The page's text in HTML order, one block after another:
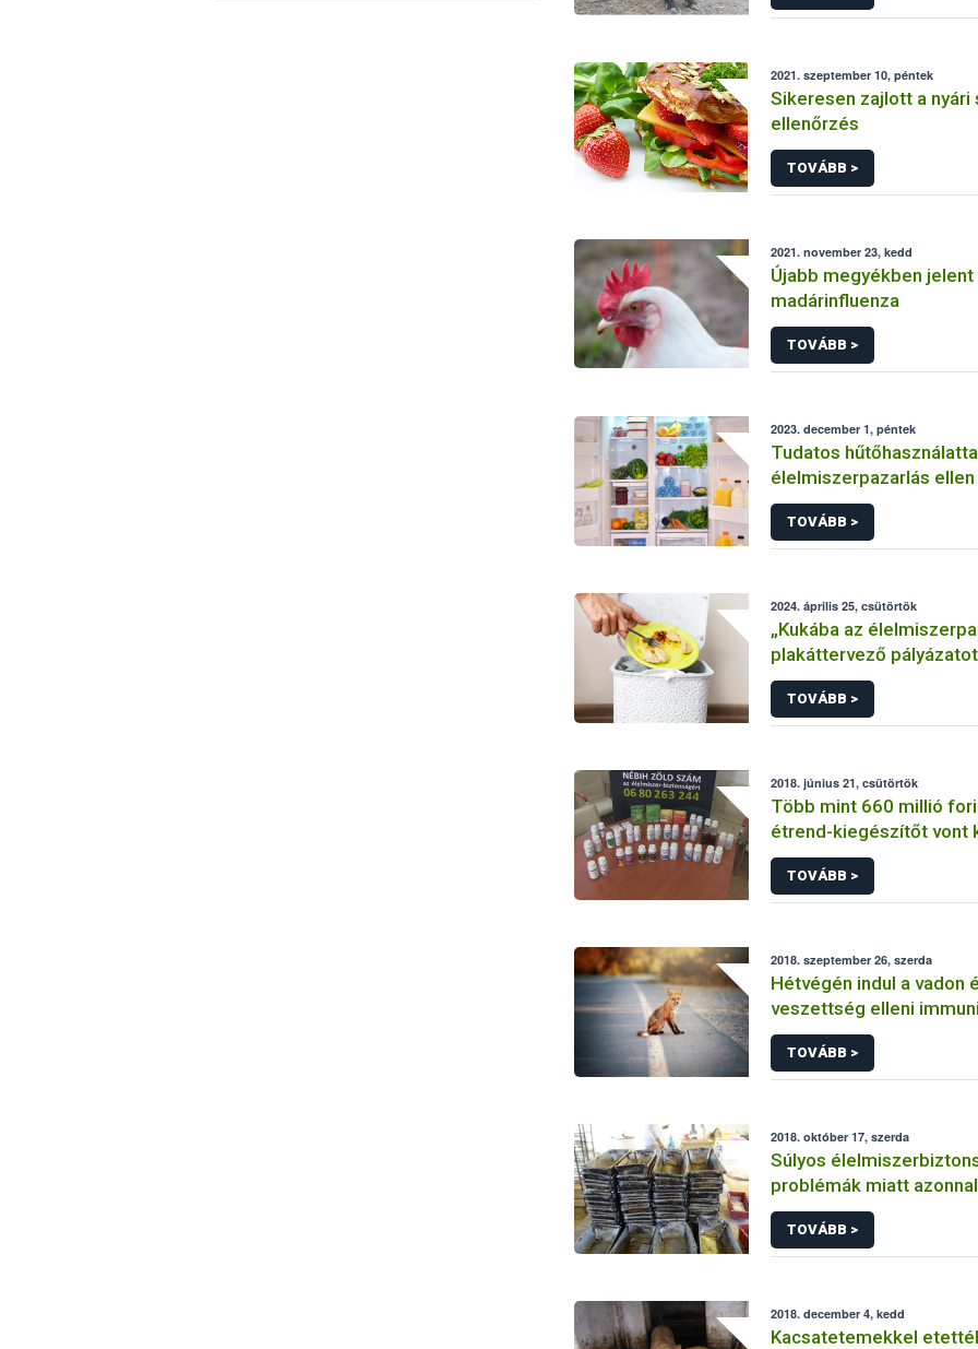
2021. szeptember 10, péntek
Sikeresen zajlott a nyári
ellenőrzés
TOVÁBB >
2021. november 23, kedd
Újabb megyékben jelent
madárinfluenza
TOVÁBB >
2023. december 1, péntek
Tudatos
élelmiszerpazarlás ellen
TOVÁBB >
2024. április 25, csütörtök
„Kukába az
plakáttervező
Nébih Maradék nélkül
TOVÁBB >
2018. június 21, csütörtök
Több mint 660 millió
étrend-kiegészítőt vont
forgalomból a Nébih
TOVÁBB >
2018. szeptember 26, szerda
Hétvégén indul a vadon
veszettség elleni
kampánya
TOVÁBB >
2018. október 17, szerda
Súlyos
problémák miatt
felfüggesztette a Nébih
megyei sütőüzem
TOVÁBB >
2018. december 4, kedd
Kacsatetemekkel